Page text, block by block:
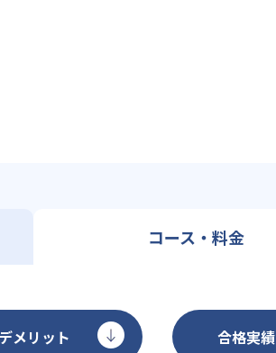
コース・料金
メリット 合格実績